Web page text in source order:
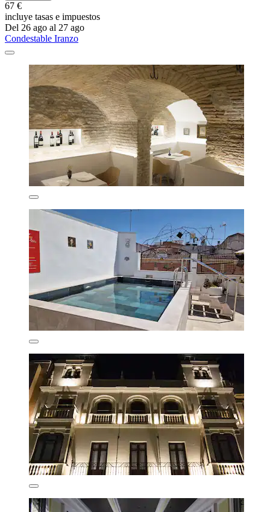
67 €
incluye tasas e impuestos
Del 26 ago al 27 ago
Condestable Iranzo